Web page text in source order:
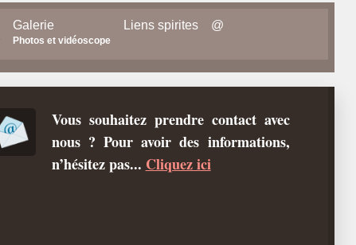
Galerie
Photos et vidéoscope
Liens spirites @
Vous souhaitez prendre contact avec
nous ? Pour avoir des informations,
n’hésitez pas... Cliquez ici